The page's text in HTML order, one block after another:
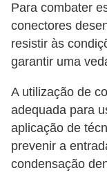
Para combater
conectores
resistir às
garantir uma
A utilização de
adequada para
aplicação de
prevenir a
condensação
i
c
a
e
s
i
d